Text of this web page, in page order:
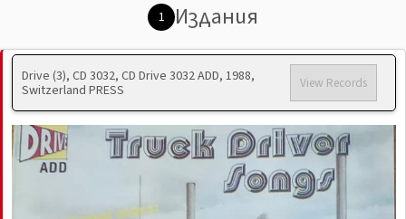
1 Издания
Drive (3), CD 3032, CD Drive 3032 ADD, 1988,
Switzerland PRESS
View Records